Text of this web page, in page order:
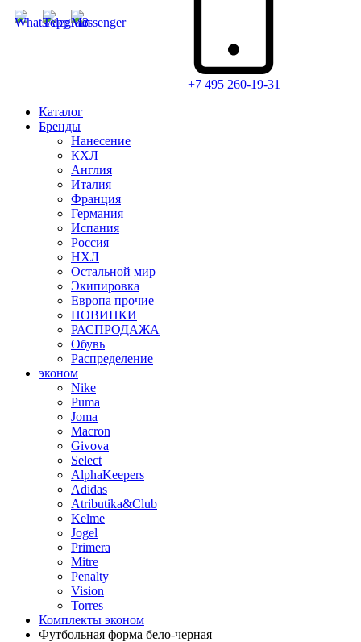
+7 495 260-19-31
Каталог
Бренды
Нанесение
КХЛ
Англия
Италия
Франция
Германия
Испания
Россия
НХЛ
Остальной мир
Экипировка
Европа прочие
НОВИНКИ
РАСПРОДАЖА
Обувь
Распределение
эконом
Nike
Puma
Joma
Macron
Givova
Select
AlphaKeepers
Adidas
Atributika&Club
Kelme
Jogel
Primera
Mitre
Penalty
Vision
Torres
Комплекты эконом
Футбольная форма бело-черная